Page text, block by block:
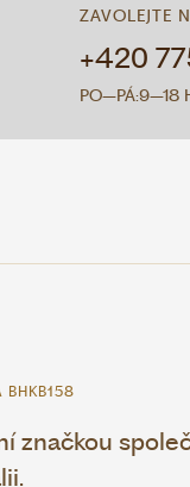
ZAVOLEJTE
+420
PO–PÁ:9–18
BHKB158
značkou